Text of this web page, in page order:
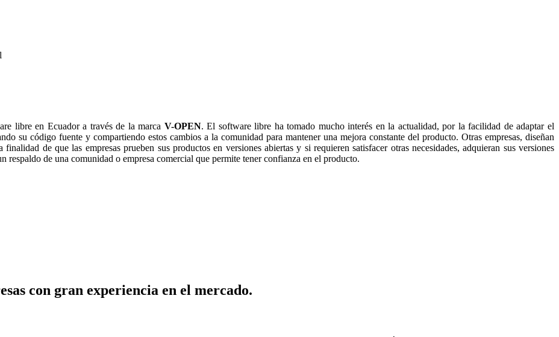
libre en Ecuador a través de la marca V-OPEN. El software libre ha tomado mucho interés en la actualidad, por la facilidad de adaptar el
su código fuente y compartiendo estos cambios a la comunidad para mantener una mejora constante del producto. Otras empresas, diseñan
de que las empresas prueben sus productos en versiones abiertas y si requieren satisfacer otras necesidades, adquieran sus versiones
respaldo de una comunidad o empresa comercial que permite tener confianza en el producto.
con gran experiencia en el mercado.